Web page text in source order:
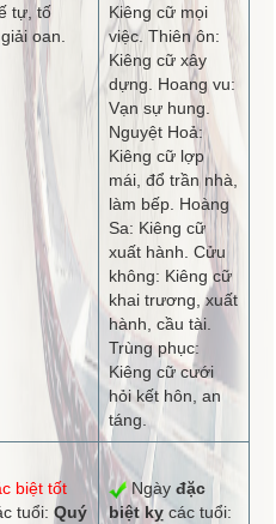
tự, tố
oan.
Kiêng cữ mọi
việc. Thiên ôn:
Kiêng cữ xây
dựng. Hoang vu:
Vạn sự hung.
Nguyệt Hoả:
Kiêng cữ lợp
mái, đổ trần nhà,
làm bếp. Hoàng
Sa: Kiêng cữ
xuất hành. Cửu
không: Kiêng cữ
khai trương, xuất
hành, cầu tài.
Trùng phục:
Kiêng cữ cưới
hỏi kết hôn, an
táng.
biệt tốt
tuổi: Quý
Ngày đặc
biệt kỵcác tuổi: